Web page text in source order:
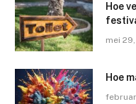
Hoe
mei
Hoe